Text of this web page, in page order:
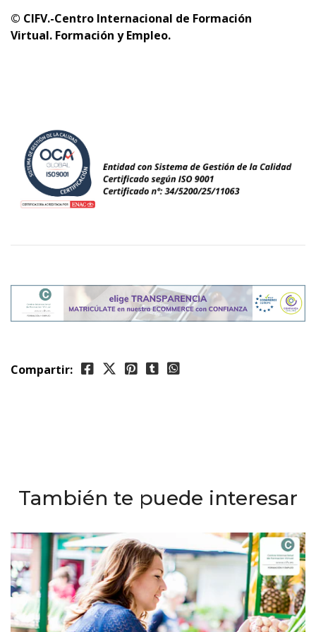
© CIFV.-Centro Internacional de Formación
Virtual. Formación y Empleo.
Compartir:
También te puede interesar